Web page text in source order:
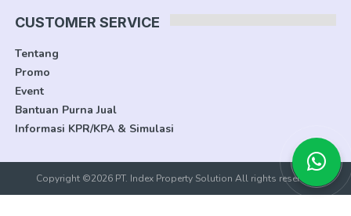
CUSTOMER SERVICE
Tentang
Promo
Event
Bantuan Purna Jual
Informasi KPR/KPA & Simulasi
Copyright ©2026 PT. Index Property Solution All rights reserved